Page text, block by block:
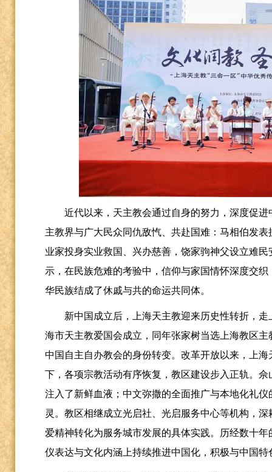
近代以来，天主教会通过自身的努力，深度促
主教界与广大民众同仇敌忾、共赴国难：马相伯发
业家投身实业救国、兴办慈善，饶家驹神父设立难
示，在民族危难的考验中，信仰与家国情怀深度交织
华民族结成了休戚与共的命运共同体。
新中国成立后，上海天主教迎来历史性转折，
海市天主教爱国会成立，同年张家树当选上海教区主
中国自主自办教会的身份转变。改革开放以来，上
下，各项宗教活动有序恢复，教区建设步入正轨。
注入了新鲜血液；中文弥撒的全面推广与本地化礼
灵。教区相继成立光启社、光启服务中心等机构，
爱精神转化为服务城市发展的具体实践。历经数十
仪表达与文化内涵上持续推进中国化，积极与中国